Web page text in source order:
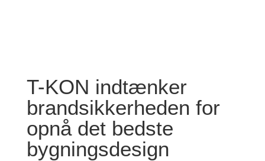
T-KON indtænker
brandsikkerheden for
opnå det bedste
bygningsdesign